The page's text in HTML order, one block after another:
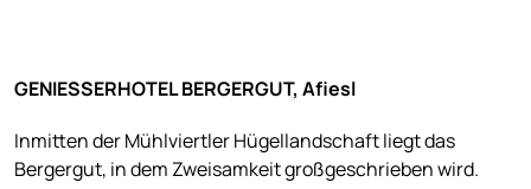
GENIESSERHOTEL BERGERGUT, Afiesl
Inmitten der Mühlviertler Hügellandschaft liegt das
Bergergut, in dem Zweisamkeit großgeschrieben wird.